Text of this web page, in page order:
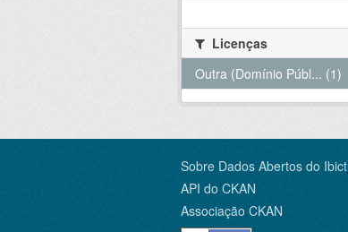
Licenças
Outra (Domínio Públ... (1)
Sobre Dados Abertos do Ibict
API do CKAN
Associação CKAN